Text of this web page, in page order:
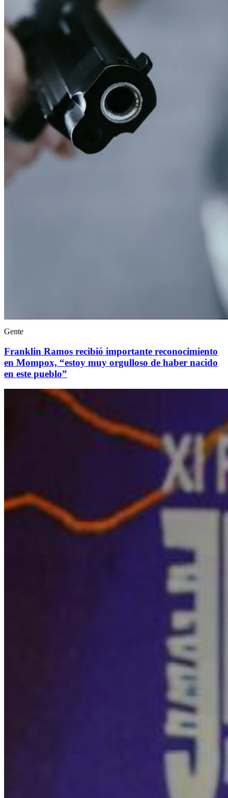
Gente
Franklin Ramos recibió importante reconocimiento
en Mompox, “estoy muy orgulloso de haber nacido
en este pueblo”